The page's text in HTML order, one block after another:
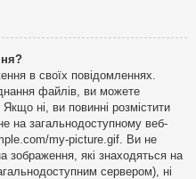
в своїх повідомленнях.
файлів, ви можете
ні, ви повинні розмістити
на загальнодоступному веб-
my-picture.gif. Ви не
зображення, які знаходяться на
сервером), ні